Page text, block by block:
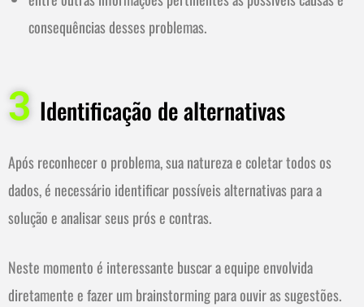
consequências desses problemas.
3 Identificação de alternativas
Após reconhecer o problema, sua natureza e coletar todos os
dados, é necessário identificar possíveis alternativas para a
solução e analisar seus prós e contras.
Neste momento é interessante buscar a equipe envolvida
diretamente e fazer um brainstorming para ouvir as sugestões.